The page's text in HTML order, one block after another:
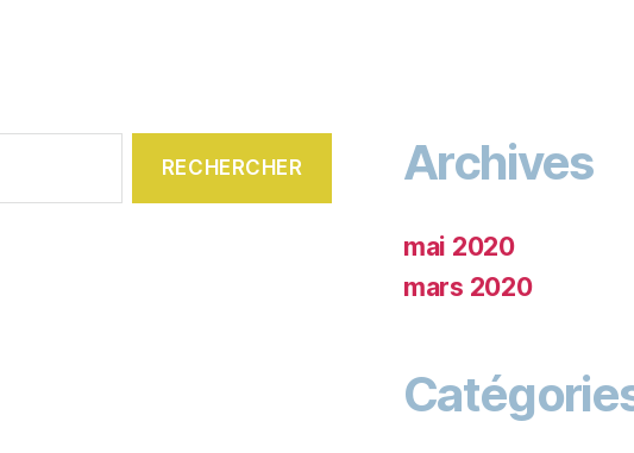
Archives
mai 2020
mars 2020